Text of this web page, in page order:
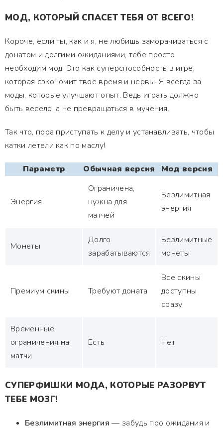
МОД, КОТОРЫЙ СПАСЕТ ТЕБЯ ОТ ВСЕГО!
Короче, если ты, как и я, не любишь заморачиваться с
донатом и долгими ожиданиями, тебе просто
необходим мод! Это как суперспособность в игре,
которая сэкономит твоё время и нервы. Я всегда за
моды, которые улучшают опыт. Ведь играть должно
быть весело, а не превращаться в мучения.
Так что, пора приступать к делу и устанавливать, чтобы
катки летели как по маслу!
Параметр Обычная версия Мод версия
Энергия
Ограничена,
нужна для
матчей
Безлимитная
энергия
Монеты
Долго
зарабатываются
Безлимитные
монеты
Премиум скины Требуют доната
Все скины
доступны
сразу
Временные
ограничения на
матчи
Есть Нет
СУПЕРФИШКИ МОДА, КОТОРЫЕ РАЗОРВУТ
ТЕБЕ МОЗГ!
Безлимитная энергия — забудь про ожидания и